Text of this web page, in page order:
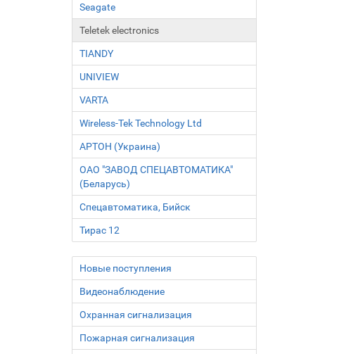
Seagate
Teletek electronics
TIANDY
UNIVIEW
VARTA
Wireless-Tek Technology Ltd
АРТОН (Украина)
ОАО "ЗАВОД СПЕЦАВТОМАТИКА"
(Беларусь)
Спецавтоматика, Бийск
Тирас 12
Новые поступления
Видеонаблюдение
Охранная сигнализация
Пожарная сигнализация